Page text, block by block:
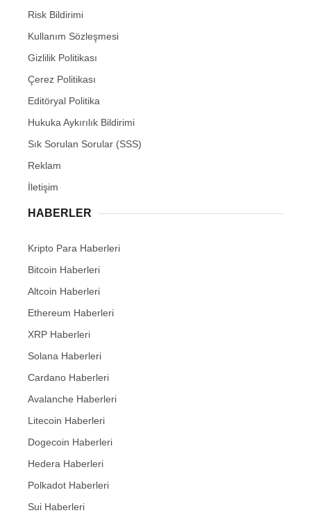
Risk Bildirimi
Kullanım Sözleşmesi
Gizlilik Politikası
Çerez Politikası
Editöryal Politika
Hukuka Aykırılık Bildirimi
Sık Sorulan Sorular (SSS)
Reklam
İletişim
HABERLER
Kripto Para Haberleri
Bitcoin Haberleri
Altcoin Haberleri
Ethereum Haberleri
XRP Haberleri
Solana Haberleri
Cardano Haberleri
Avalanche Haberleri
Litecoin Haberleri
Dogecoin Haberleri
Hedera Haberleri
Polkadot Haberleri
Sui Haberleri